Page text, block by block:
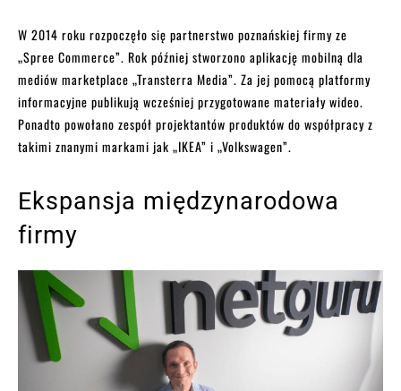
W 2014 roku rozpoczęło się partnerstwo poznańskiej firmy ze
„Spree Commerce”. Rok później stworzono aplikację mobilną dla
mediów marketplace „Transterra Media”. Za jej pomocą platformy
informacyjne publikują wcześniej przygotowane materiały wideo.
Ponadto powołano zespół projektantów produktów do współpracy z
takimi znanymi markami jak „IKEA” i „Volkswagen”.
Ekspansja międzynarodowa
firmy